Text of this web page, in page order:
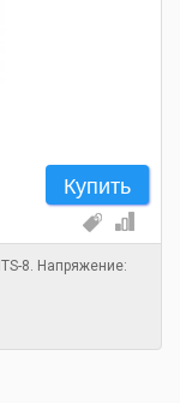
Купить
8. Напряжение: